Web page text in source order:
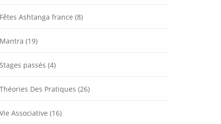
Fêtes Ashtanga france (8)
Mantra (19)
Stages passés (4)
Théories Des Pratiques (26)
Vie Associative (16)